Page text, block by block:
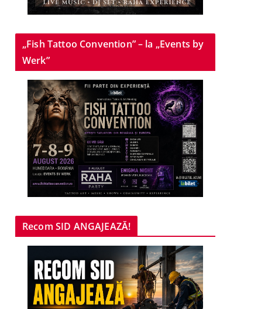
„Fish Tattoo Convention” – la „Events by
Werk”
Recom SID ANGAJEAZĂ!